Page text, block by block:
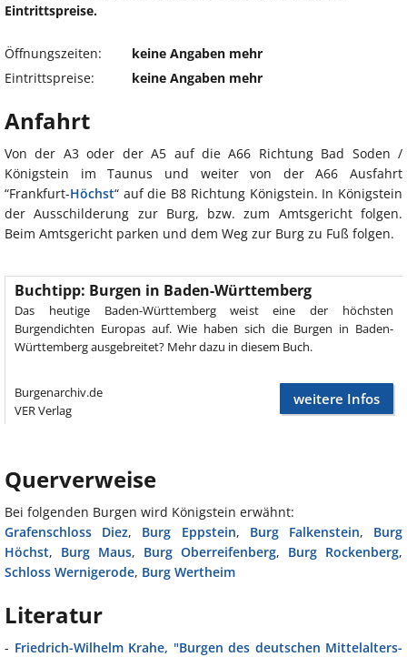
Eintrittspreise.
Öffnungszeiten:
keine Angaben mehr
Eintrittspreise:
keine Angaben mehr
Anfahrt
Von der A3 oder der A5 auf die A66 Richtung Bad Soden /
Königstein im Taunus und weiter von der A66 Ausfahrt
“Frankfurt-Höchst“ auf die B8 Richtung Königstein. In Königstein
der Ausschilderung zur Burg, bzw. zum Amtsgericht folgen.
Beim Amtsgericht parken und dem Weg zur Burg zu Fuß folgen.
Buchtipp: Burgen in Baden-Württemberg
Das heutige Baden-Württemberg weist eine der höchsten
Burgendichten Europas auf. Wie haben sich die Burgen in Baden-
Württemberg ausgebreitet? Mehr dazu in diesem Buch.
Burgenarchiv.de
VER Verlag
weitere Infos
Querverweise
Bei folgenden Burgen wird Königstein erwähnt:
Grafenschloss Diez, Burg Eppstein, Burg Falkenstein, Burg
Höchst, Burg Maus, Burg Oberreifenberg, Burg Rockenberg,
Schloss Wernigerode, Burg Wertheim
Literatur
- Friedrich-Wilhelm Krahe, "Burgen des deutschen Mittelalters-